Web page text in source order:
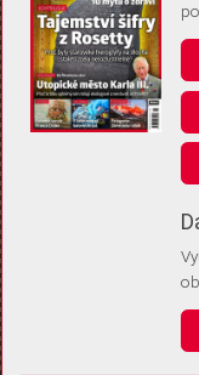
Pro základní fungování
(tzv. cookies apod.).
uložením volitelných
Anonymní unikátní ID
Díky němu příště
Identifikátor je zcela
Vaše souhlasy a
vás už příště znovu